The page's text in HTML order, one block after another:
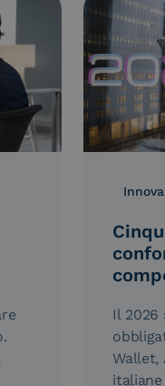
Il 2026
Wallet,